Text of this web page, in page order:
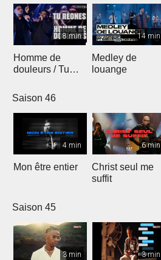
8 min
Homme de
douleurs / Tu
14 min
Medley de
louange
Saison 46
4 min
Mon être entier
6 min
Christ seul me
suffit
Saison 45
3 min 3 min